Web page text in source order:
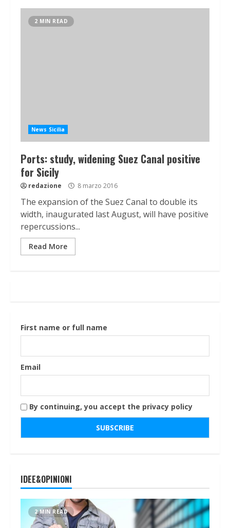
2 MIN READ
News Sicilia
Ports: study, widening Suez Canal positive
for Sicily
redazione 8 marzo 2016
The expansion of the Suez Canal to double its
width, inaugurated last August, will have positive
repercussions...
Read More
First name or full name
Email
By continuing, you accept the privacy policy
IDEE&OPINIONI
2 MIN READ